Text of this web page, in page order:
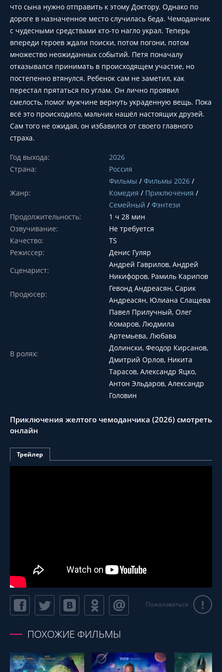
что сына нужно отправить к этому Доктору. Однако по
дороге в назначенное место случилась беда. Чемоданчик
с чудесными средствами кто-то нагло украл. Теперь
впереди героев ждали поиски, потом погони, потом
множество неожиданных событий. Петя поначалу
отказывался принимать в происходящем участие, но
постепенно втянулся. Ребенок сам не заметил, как
перестал прятаться по углам. Он лично проявил
смелость, помог мужчине вернуть украденную вещь. Пока
всё это происходило, мальчик нашёл настоящих друзей.
Сам того не ожидая, он избавился от своего главного
страха.
Год выхода:
2026
Страна:
Россия
Жанр:
Фильмы / Фильмы 2026 /
Комедия / Приключения /
Семейный / Фэнтези
Продолжительность:
1 ч 28 мин
Озвучивание:
Не требуется
Качество:
TS
Режиссер:
Денис Гуляр
Сценарист:
Андрей Гаврилов, Андрей
Никифоров, Рамиль Карипов
Продюсер:
Гевонд Андреасян, Сарик
Андреасян, Юлиана Слащева
В ролях:
Павел Прилучный, Олег
Комаров, Людмила
Артемьева, Любава
Долински, Феодор Кирсанов,
Дмитрий Орлов, Никита
Тарасов, Александр Яцко,
Антон Эльдаров, Александр
Головин
Приключения желтого чемоданчика (2026) смотреть
онлайн
Трейлер
Пожаловаться !
ПОХОЖИЕ ФИЛЬМЫ